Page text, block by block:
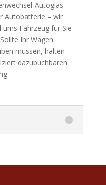
Autoglas
Autobatterie – wir
ums Fahrzeug für Sie
Ihr Wagen
müssen, halten
dazubuchbaren